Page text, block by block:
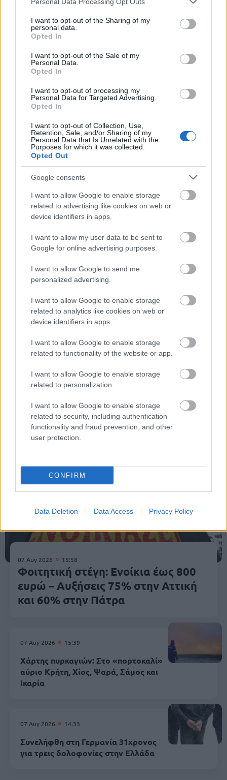
not limited to your visit or usage behaviour. You may click to
grant or deny consent to Google and its third-party tags to
use your data for below specified purposes in below Google
consent section.
I want to opt-out of the Sharing of my
personal data.
Opted In
I want to opt-out of the Sale of my
Personal Data.
Opted In
I want to opt-out of processing my
Personal Data for Targeted Advertising.
Opted In
I want to opt-out of Collection, Use,
Retention, Sale, and/or Sharing of my
Personal Data that Is Unrelated with the
Purposes for which it was collected.
Opted Out
Google consents
I want to allow Google to enable storage
related to advertising like cookies on web or
device identifiers in apps.
I want to allow my user data to be sent to
Google for online advertising purposes.
I want to allow Google to send me
personalized advertising.
I want to allow Google to enable storage
related to analytics like cookies on web or
device identifiers in apps.
I want to allow Google to enable storage
related to functionality of the website or app.
I want to allow Google to enable storage
related to personalization.
I want to allow Google to enable storage
related to security, including authentication
functionality and fraud prevention, and other
user protection.
CONFIRM
Data Deletion Data Access Privacy Policy
Ανοικτές 1.779 θέσεις εργασίας στο
Δημόσιο (χωρίς πτυχίο)
Πυροσβεστική Σχολή: Νέος
κανονισμός για δόκιμους – Τι αλλάζει
σε διαμονή, σίτιση και πρακτική
εκπαίδευση
ΥΠΕΣ: Προγραμματισμός προσλήψεων
2027 - Παρατείνεται το Β' Στάδιο
ΔΥΠΑ: Ευκαιρία συνταξιοδότησης για
8.000 ανέργους άνω των 55 ετών –
Πολιτισμός Υγεία Νοσοκομεία
Κοινωνία
07 Αυγ 2026 15:58
Φοιτητική στέγη: Ενοίκια έως 800
ευρώ – Αυξήσεις 75% στην Αττική
και 60% στην Πάτρα
07 Αυγ 2026 15:39
Χάρτης πυρκαγιών: Στο «πορτοκαλί»
αύριο Κρήτη, Χίος, Ψαρά, Σάμος και
Ικαρία
07 Αυγ 2026 14:33
Συνελήφθη στη Γερμανία 31χρονος
για τρεις δολοφονίες στην Ελλάδα